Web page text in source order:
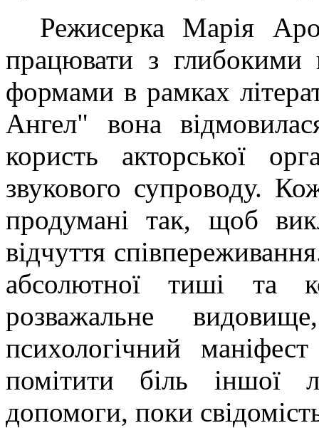
Режисерка Марія
працювати з
формами в рамках
Ангел" вона
користь акторської
звукового супроводу.
продумані так, щоб
відчуття
абсолютної тиші та
розважальне
психологічний
помітити біль іншої
допомоги, поки